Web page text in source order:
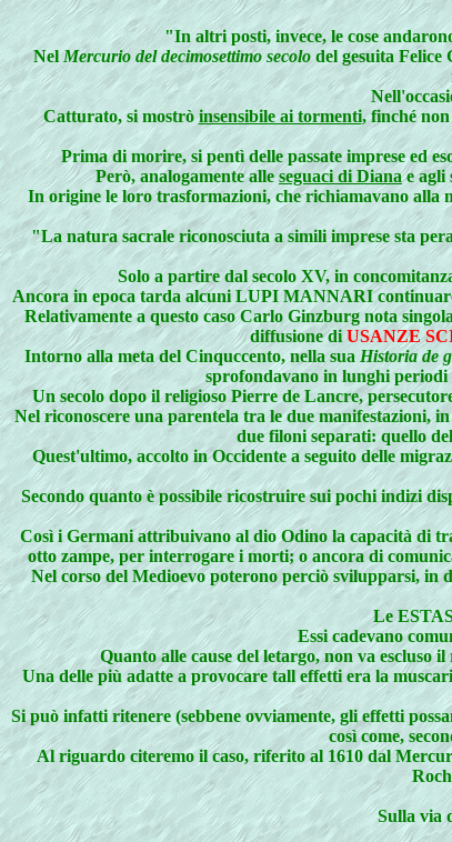
"Inaltri posti, invece, le cose
NelMercurio del decimosettimo secolodel gesuita Felice
Catturato, si mostròinsensibile ai tormenti, finché
Prima di morire, si pentì delle passate imprese ed
Però, analogamente alleseguaci di Dianae agli
In origine le loro trasformazioni, che richiamavano alla
"Lanatura sacrale riconosciuta a simili imprese sta
Solo a partire dal secolo XV, in
Ancora in epoca tarda alcuni LUPI MANNARI
Relativamente a questo caso Carlo Ginzburg nota
diffusione diUSANZE
Intorno alla meta del Cinquccento, nella sua Historia de
sprofondavano in lunghi
Un secolo dopo il religioso Pierre de Lancre,
Nel riconoscere una parentela tra le due manifestazioni,
due filoni separati: quello del
Quest'ultimo, accolto in Occidente a seguito delle
Secondo quanto è possibile ricostruire sui pochi indizi
Così i Germani attribuivano al dio Odino la capacità di
otto zampe, per interrogare i morti; o ancora di
Nel corso del Medioevo poterono perciò svilupparsi, in
Le
Essi cadevano
Quanto alle cause del letargo, non va escluso il
Una delle più adatte a provocare tall effetti era la
Si può infatti ritenere (sebbene ovviamente, gli effetti
così come,
Al riguardo citeremo il caso, riferito al 1610 dal
Sulla via